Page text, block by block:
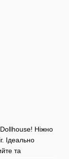
Ніжно
Ідеально
та